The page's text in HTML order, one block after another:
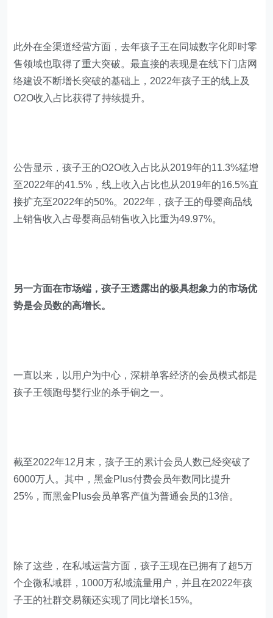
此外在全渠道经营方面，去年孩子王在同城数字化即时零
售领域也取得了重大突破。最直接的表现是在线下门店网
络建设不断增长突破的基础上，2022年孩子王的线上及
O2O收入占比获得了持续提升。
公告显示，孩子王的O2O收入占比从2019年的11.3%猛增
至2022年的41.5%，线上收入占比也从2019年的16.5%直
接扩充至2022年的50%。2022年，孩子王的母婴商品线
上销售收入占母婴商品销售收入比重为49.97%。
另一方面在市场端，孩子王透露出的极具想象力的市场优
势是会员数的高增长。
一直以来，以用户为中心，深耕单客经济的会员模式都是
孩子王领跑母婴行业的杀手锏之一。
截至2022年12月末，孩子王的累计会员人数已经突破了
6000万人。其中，黑金Plus付费会员年数同比提升
25%，而黑金Plus会员单客产值为普通会员的13倍。
除了这些，在私域运营方面，孩子王现在已拥有了超5万
个企微私域群，1000万私域流量用户，并且在2022年孩
子王的社群交易额还实现了同比增长15%。